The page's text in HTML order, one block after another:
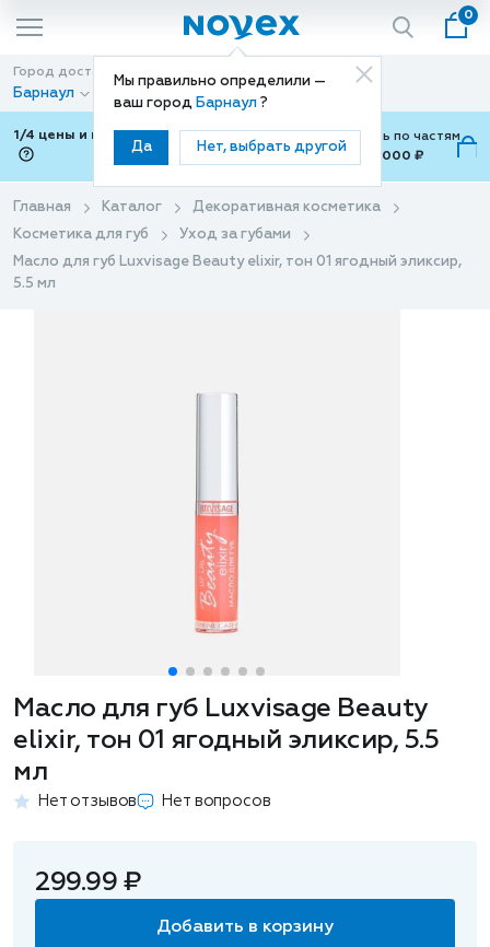
Мы правильно определили —
ваш город Барнаул ?
Да Нет, выбрать другой
0
Город доставки
Барнаул
Способ доставки
Доставка
1/4 цены и покупки ваши с Подели
Можно оплатить по частям
от 700 ₽ до 15,000 ₽
Главная Каталог
Декоративная косметика
Косметика для губ
Уход за губами
Масло для губ Luxvisage Beauty elixir, тон 01 ягодный эликсир,
5.5 мл
Масло для губ Luxvisage Beauty
elixir, тон 01 ягодный эликсир, 5.5
мл
Нет отзывов Нет вопросов
299.99 ₽
Добавить в корзину